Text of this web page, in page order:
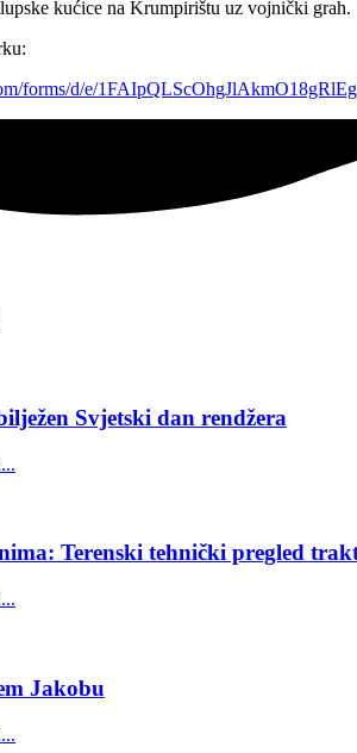
kućice na Krumpirištu uz vojnički grah.
forms/d/e/
Svjetski dan rendžera
Terenski tehnički pregled
Jakobu